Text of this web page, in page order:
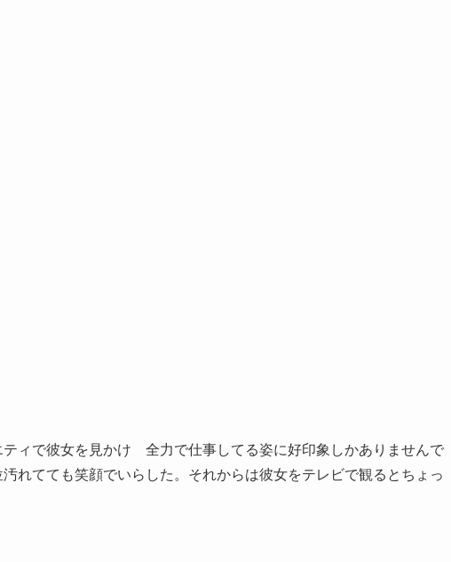
ィで彼女を見かけ 全力で仕事してる姿に好印象しかありませんで
れてても笑顔でいらした。それからは彼女をテレビで観るとちょっ